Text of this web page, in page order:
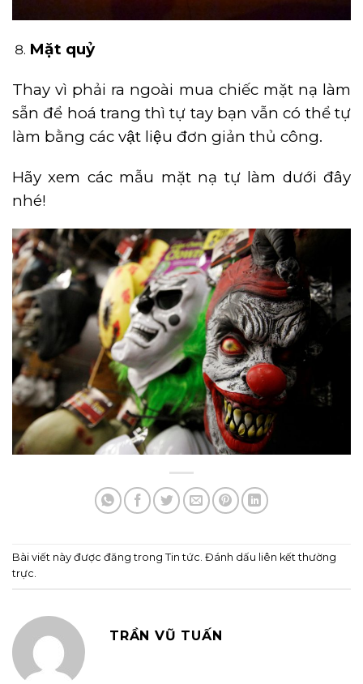
Mặt quỷ
Thay vì phải ra ngoài mua chiếc mặt nạ làm
sẵn để hoá trang thì tự tay bạn vẫn có thể tự
làm bằng các vật liệu đơn giản thủ công.
Hãy xem các mẫu mặt nạ tự làm dưới đây
nhé!
Bài viết này được đăng trong Tin tức. Đánh dấu liên kết thường
trực.
TRẦN VŨ TUẤN